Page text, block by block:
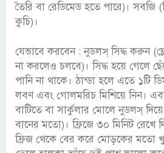
তৈরি বা রেডিমেড হতে পারে)। সবজি
কুচি)।
যেভাবে করবেন : নুডলস্ সিদ্ধ করুন
না করলেও চলবে)। সিদ্ধ হয়ে গেলে
পানি না থাকে। ঠান্ডা হলে এতে ১টি
লবণ এবং গোলমরিচ মিশিয়ে নিন।
বাটিতে বা সার্কুলার মোলে নুডলস্ দিয়ে
বানের মতো)। ফ্রিজে ৩০ মিনিট রেখে
ফ্রিজ থেকে বের করে মোড়কের